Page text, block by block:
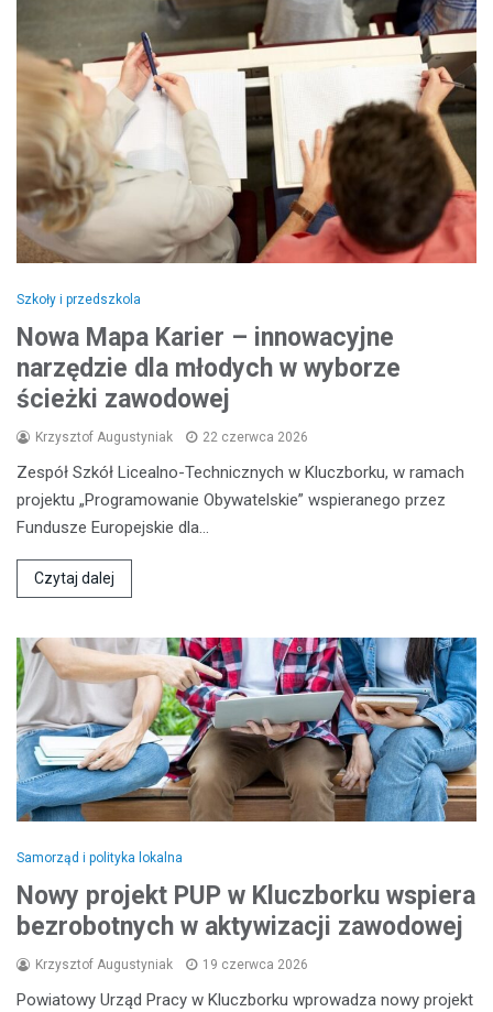
Szkoły i przedszkola
Nowa Mapa Karier – innowacyjne
narzędzie dla młodych w wyborze
ścieżki zawodowej
Krzysztof Augustyniak 22 czerwca 2026
Zespół Szkół Licealno-Technicznych w Kluczborku, w ramach
projektu „Programowanie Obywatelskie” wspieranego przez
Fundusze Europejskie dla…
Czytaj dalej
Samorząd i polityka lokalna
Nowy projekt PUP w Kluczborku wspiera
bezrobotnych w aktywizacji zawodowej
Krzysztof Augustyniak 19 czerwca 2026
Powiatowy Urząd Pracy w Kluczborku wprowadza nowy projekt